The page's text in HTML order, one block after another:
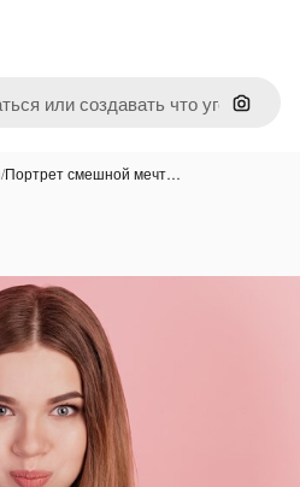
Поиск
/Портрет смешной мечт…